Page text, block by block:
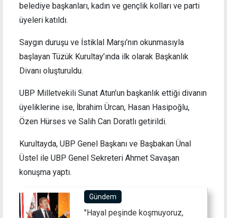
belediye başkanları, kadın ve gençlik kolları ve parti
üyeleri katıldı.
Saygın duruşu ve İstiklal Marşı’nın okunmasıyla
başlayan Tüzük Kurultay’ında ilk olarak Başkanlık
Divanı oluşturuldu.
UBP Milletvekili Sunat Atun’un başkanlık ettiği divanın
üyeliklerine ise, İbrahim Ürcan, Hasan Hasipoğlu,
Özen Hürses ve Salih Can Doratlı getirildi.
Kurultayda, UBP Genel Başkanı ve Başbakan Ünal
Üstel ile UBP Genel Sekreteri Ahmet Savaşan
konuşma yaptı.
Gündem
"Hayal peşinde koşmuyoruz,